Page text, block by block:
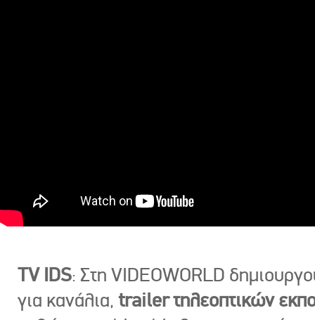
TV IDS: Στη VIDEOWORLD
για κανάλια, trailer τηλεοπτικών